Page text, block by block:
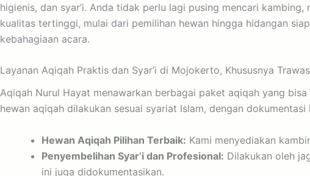
higienis, dan syar’i. Anda tidak perlu lagi pusing mencari
kualitas tertinggi, mulai dari pemilihan hewan hingga hidangan
kebahagiaan acara.
Layanan Aqiqah Praktis dan Syar’i di Mojokerto, Khususnya Trawas
Aqiqah Nurul Hayat menawarkan berbagai paket aqiqah yang
hewan aqiqah dilakukan sesuai syariat Islam, dengan
Hewan Aqiqah Pilihan Terbaik: Kami menyediakan
Penyembelihan Syar’i dan Profesional: Dilakukan oleh
ini juga didokumentasikan.